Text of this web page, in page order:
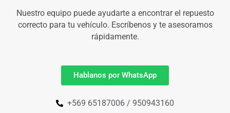
Nuestro equipo puede ayudarte a encontrar el repuesto
correcto para tu vehículo. Escríbenos y te asesoramos
rápidamente.
Hablanos por WhatsApp
+569 65187006 / 950943160